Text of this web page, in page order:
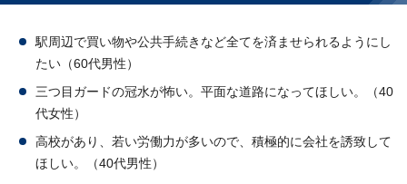
駅周辺で買い物や公共手続きなど全てを済ませられるようにし
たい（60代男性）
三つ目ガードの冠水が怖い。平面な道路になってほしい。（40
代女性）
高校があり、若い労働力が多いので、積極的に会社を誘致して
ほしい。（40代男性）